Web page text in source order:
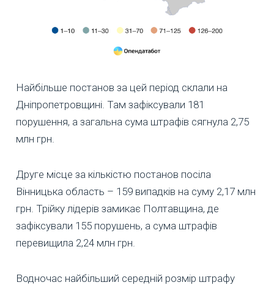
Найбільше постанов за цей період склали на
Дніпропетровщині. Там зафіксували 181
порушення, а загальна сума штрафів сягнула 2,75
млн грн.
Друге місце за кількістю постанов посіла
Вінницька область – 159 випадків на суму 2,17 млн
грн. Трійку лідерів замикає Полтавщина, де
зафіксували 155 порушень, а сума штрафів
перевищила 2,24 млн грн.
Водночас найбільший середній розмір штрафу